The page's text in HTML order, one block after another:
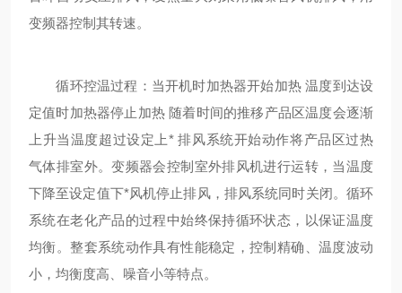
变频器控制其转速。
循环控温过程：当开机时加热器开始加热 温度到达设
定值时加热器停止加热 随着时间的推移产品区温度会逐渐
上升当温度超过设定上* 排风系统开始动作将产品区过热
气体排室外。变频器会控制室外排风机进行运转，当温度
下降至设定值下*风机停止排风，排风系统同时关闭。循环
系统在老化产品的过程中始终保持循环状态，以保证温度
均衡。整套系统动作具有性能稳定，控制精确、温度波动
小，均衡度高、噪音小等特点。